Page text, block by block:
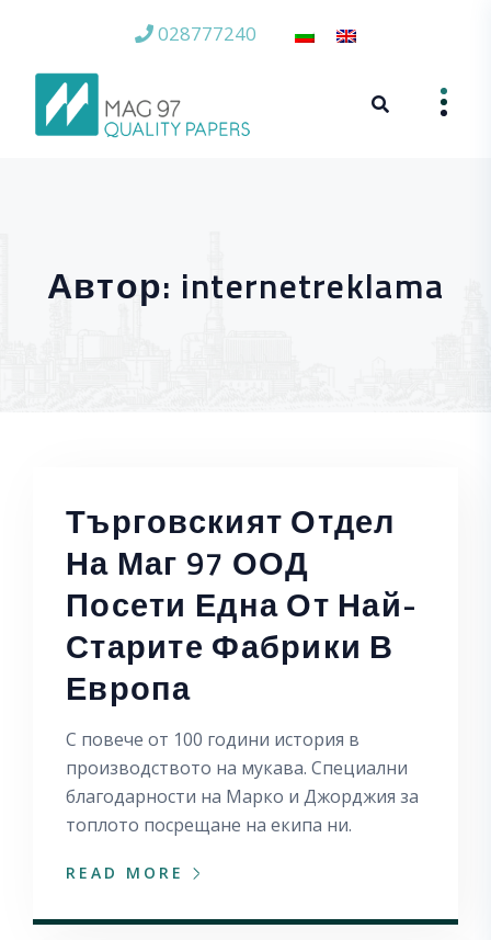
028777240
Автор: internetreklama
Търговският Отдел
На Маг 97 ООД
Посети Една От Най-
Старите Фабрики В
Европа
С повече от 100 години история в
производството на мукава. Специални
благодарности на Марко и Джорджия за
топлото посрещане на екипа ни.
READ MORE